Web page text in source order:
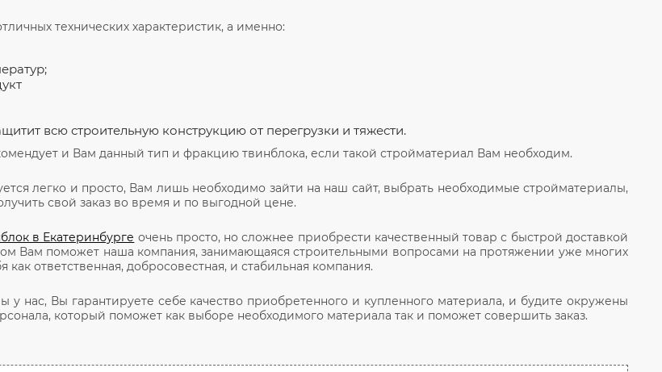
технических характеристик, а именно:
всю строительную конструкцию от перегрузки и тяжести.
и Вам данный тип и фракцию твинблока, если такой стройматериал Вам необходим.
легко и просто, Вам лишь необходимо зайти на наш сайт, выбрать необходимые стройматериалы,
свой заказ во время и по выгодной цене.
в Екатеринбурге очень просто, но сложнее приобрести качественный товар с быстрой доставкой
Вам поможет наша компания, занимающаяся строительными вопросами на протяжении уже многих
как ответственная, добросовестная, и стабильная компания.
у нас, Вы гарантируете себе качество приобретенного и купленного материала, и будите окружены
который поможет как выборе необходимого материала так и поможет совершить заказ.